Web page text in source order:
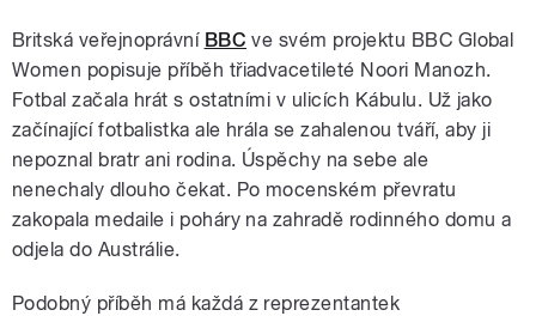
Britská veřejnoprávní BBC ve svém projektu BBC Global
Women popisuje příběh třiadvacetileté Noori Manozh.
Fotbal začala hrát s ostatními v ulicích Kábulu. Už jako
začínající fotbalistka ale hrála se zahalenou tváří, aby ji
nepoznal bratr ani rodina. Úspěchy na sebe ale
nenechaly dlouho čekat. Po mocenském převratu
zakopala medaile i poháry na zahradě rodinného domu a
odjela do Austrálie.
Podobný příběh má každá z reprezentantek